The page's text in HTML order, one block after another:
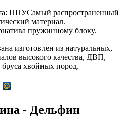
ППУСамый распространенный
материал.
пружинному блоку.
изготовлен из натуральных,
высокого качества, ДВП,
хвойных пород.
- Дельфин